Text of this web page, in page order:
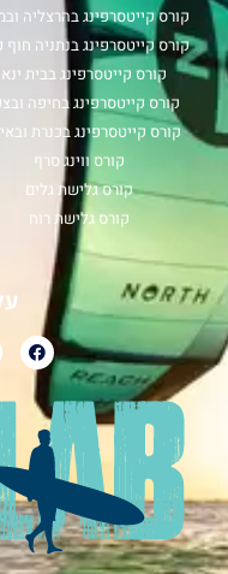
קורס קייטסרפינג בהרצליה
קורס קייטסרפינג בנתניה חוף
קורס קייטסרפינג בבית
קורס קייטסרפינג בחיפה
קורס קייטסרפינג בכנרת
קורס ווינג סרף
קורס גלישת גלים
קורס גלישת רוח